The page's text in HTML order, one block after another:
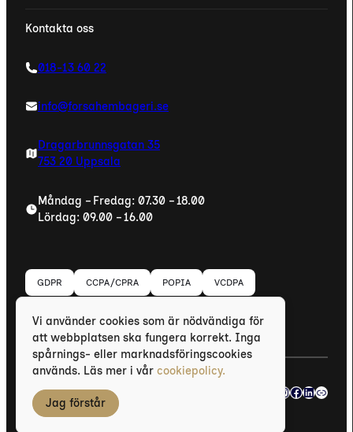
Om oss
Hitta hit
Kontakt
Förbeställ
Om oss
Vår historia
Guntherska
Kontakt
Privacy Policy
Kontakta oss
018-13 60 22
info@forsahembageri.se
Dragarbrunnsgatan 35
753 20 Uppsala
Måndag – Fredag: 07.30 – 18.00
Lördag: 09.00 – 16.00
GDPR CCPA/CPRA POPIA VCDPA
Vi tar säkerhet och integritet på allvar. Läs vår
integritetspolicy• Hantera dina Cookies
© 2003–2026Forsa Hembageri Instagram
Facebook
Länk
Vi använder cookies som är nödvändiga för
att webbplatsen ska fungera korrekt. Inga
spårnings- eller marknadsföringscookies
används. Läs mer i vår cookiepolicy.
Jag förstår